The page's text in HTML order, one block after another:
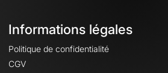
Informations légales
Politique de confidentialité
CGV